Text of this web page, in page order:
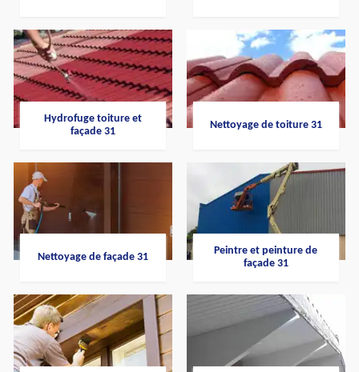
Hydrofuge toiture et
façade 31
Nettoyage de toiture 31
Nettoyage de façade 31
Peintre et peinture de
façade 31